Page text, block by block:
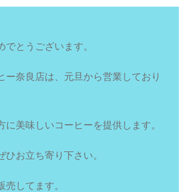
とうございます。
ー奈良店は、元旦から営業しており
に美味しいコーヒーを提供します。
お立ち寄り下さい。
してます。